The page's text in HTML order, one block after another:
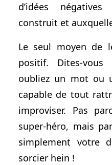
d’idées
construit et
Le seul moyen de
positif. Dites-
oubliez un mot ou
capable de tout
improviser. Pas
super-héro, mais
simplement votre
sorcier hein !